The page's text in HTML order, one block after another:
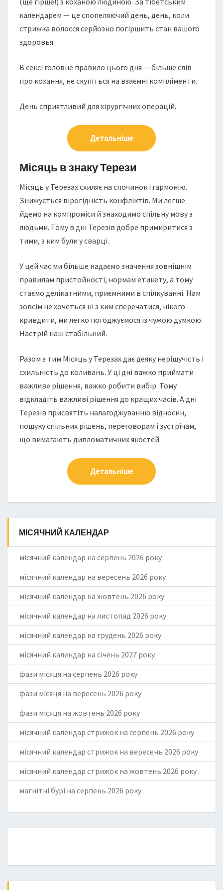
календарем — це спопеляючий день, день, коли
стрижка волосся серйозно погіршить стан вашого
здоровья.
В сексі головне правило цього дня — більше слів
про кохання, не скупіться на взаємні компліменти.
День сприятливий для хірургічних операцій.
Детальніше
Місяць в знаку Терези
Місяць у Терезах схиляє на спочинок і гармонію.
Знижується вірогідність конфліктів. Ми легше
йдемо на компроміси й знаходимо спільну мову з
людьми. Тому в дні Терезів добре примиритися з
тими, з ким були у сварці.
У цей час ми більше надаємо значення зовнішнім
правилам пристойності, нормам етикету, а тому
стаємо делікатними, приємними в спілкуванні. Нам
зовсім не хочеться ні з ким сперечатися, нікого
кривдити, ми легко погоджуємося із чужою думкою.
Настрій наш стабільний.
Разом з тим Місяць у Терезах дає деяку нерішучість і
схильність до коливань. У ці дні важко приймати
важливе рішення, важко робити вибір. Тому
відкладіть важливі рішення до кращих часів. А дні
Терезів присвятіть налагоджуванню відносин,
пошуку спільних рішень, переговорам і зустрічам,
що вимагають дипломатичних якостей.
Детальніше
МІСЯЧНИЙ КАЛЕНДАР
місячний календар на серпень 2026 року
місячний календар на вересень 2026 року
місячний календар на жовтень 2026 року
місячний календар на листопад 2026 року
місячний календар на грудень 2026 року
місячний календар на січень 2027 року
фази місяця на серпень 2026 року
фази місяця на вересень 2026 року
фази місяця на жовтень 2026 року
місячний календар стрижок на серпень 2026 року
місячний календар стрижок на вересень 2026 року
місячний календар стрижок на жовтень 2026 року
магнітні бурі на серпень 2026 року